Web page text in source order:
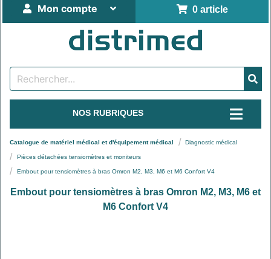
0 article
Mon compte
NOS RUBRIQUES
Catalogue de matériel médical et d'équipement médical Diagnostic médical
Pièces détachées tensiomètres et moniteurs
Embout pour tensiomètres à bras Omron M2, M3, M6 et M6 Confort V4
Embout pour tensiomètres à bras Omron M2, M3, M6 et
M6 Confort V4